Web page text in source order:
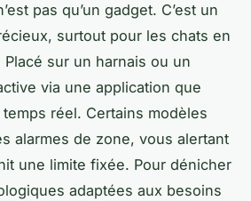
pas qu’un gadget. C’est un
surtout pour les chats en
sur un harnais ou un
via une application que
réel. Certains modèles
alarmes de zone, vous alertant
une limite fixée. Pour dénicher
adaptées aux besoins